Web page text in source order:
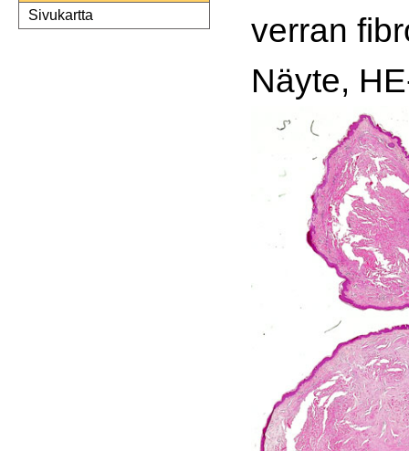
Sivukartta
verran
Näyte,